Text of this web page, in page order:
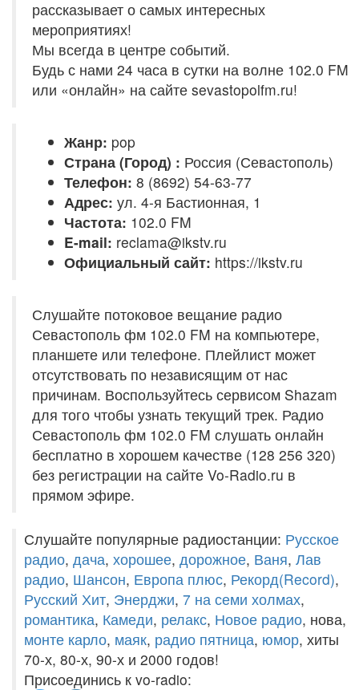
рассказывает о самых интересных
мероприятиях!
Мы всегда в центре событий.
Будь с нами 24 часа в сутки на волне 102.0 FM
или «онлайн» на сайте sevastopolfm.ru!
Жанр: pop
Страна (Город) : Россия (Севастополь)
Телефон: 8 (8692) 54-63-77
Адрес: ул. 4-я Бастионная, 1
Частота: 102.0 FM
E-mail: reclama@ikstv.ru
Официальный сайт: https://ikstv.ru
Слушайте потоковое вещание радио
Севастополь фм 102.0 FM на компьютере,
планшете или телефоне. Плейлист может
отсутствовать по независящим от нас
причинам. Воспользуйтесь сервисом Shazam
для того чтобы узнать текущий трек. Радио
Севастополь фм 102.0 FM слушать онлайн
бесплатно в хорошем качестве (128 256 320)
без регистрации на сайте Vo-Radio.ru в
прямом эфире.
Слушайте популярные радиостанции: Русское
радио, дача, хорошее, дорожное, Ваня, Лав
радио, Шансон, Европа плюс, Рекорд(Record),
Русский Хит, Энерджи, 7 на семи холмах,
романтика, Камеди, релакс, Новое радио, нова,
монте карло, маяк, радио пятница, юмор, хиты
70-х, 80-х, 90-х и 2000 годов!
Присоединись к vo-radio: